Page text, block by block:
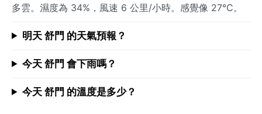
多雲。濕度為 34%，風速 6 公里/小時。感覺像 27°C。
明天 舒門 的天氣預報？
今天 舒門 會下雨嗎？
今天 舒門 的溫度是多少？